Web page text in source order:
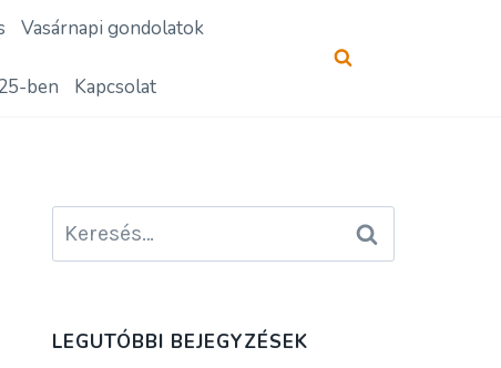
Vasárnapi gondolatok
ben Kapcsolat
Keresés:
LEGUTÓBBI BEJEGYZÉSEK